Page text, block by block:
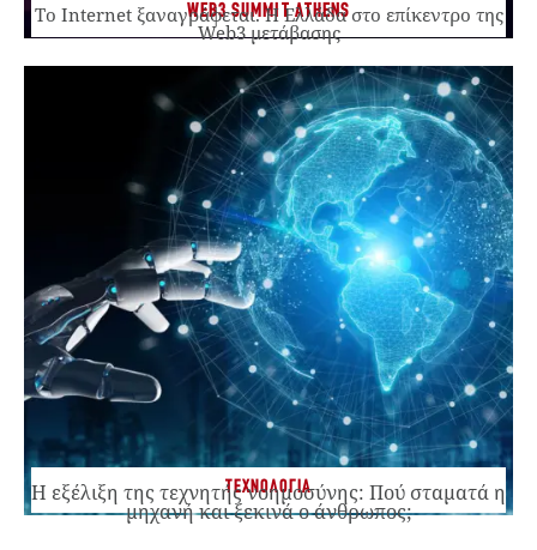
WEB3 SUMMIT ATHENS
Το Internet ξαναγράφεται. Η Ελλάδα στο επίκεντρο της
Web3 μετάβασης
ΤΕΧΝΟΛΟΓΙΑ
Η εξέλιξη της τεχνητής νοημοσύνης: Πού σταματά η
μηχανή και ξεκινά ο άνθρωπος;